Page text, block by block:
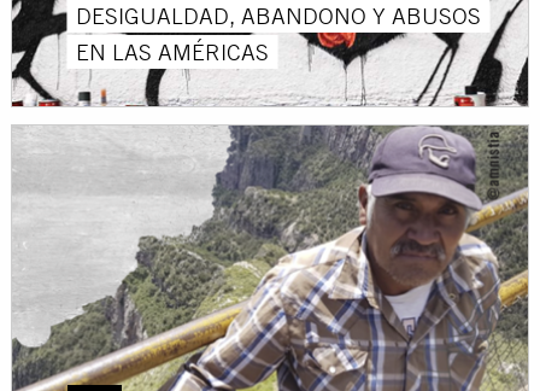
DESIGUALDAD, ABANDONO Y ABUSOS
EN LAS AMÉRICAS